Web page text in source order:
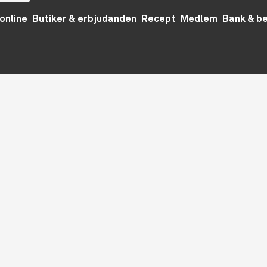
Butiker & erbjudanden Recept Medlem Bank &